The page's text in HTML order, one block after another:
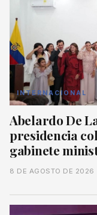
INTERNACIONAL
Abelardo De
presidencia
gabinete
8 DE AGOSTO DE 2026